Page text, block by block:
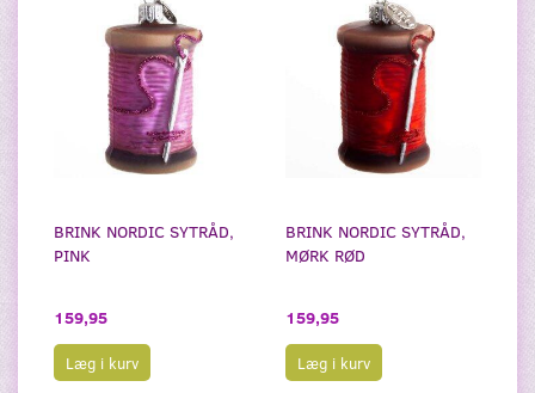
BRINK NORDIC SYTRÅD,
PINK
159,95
Læg i kurv
BRINK NORDIC SYTRÅD,
MØRK RØD
159,95
Læg i kurv